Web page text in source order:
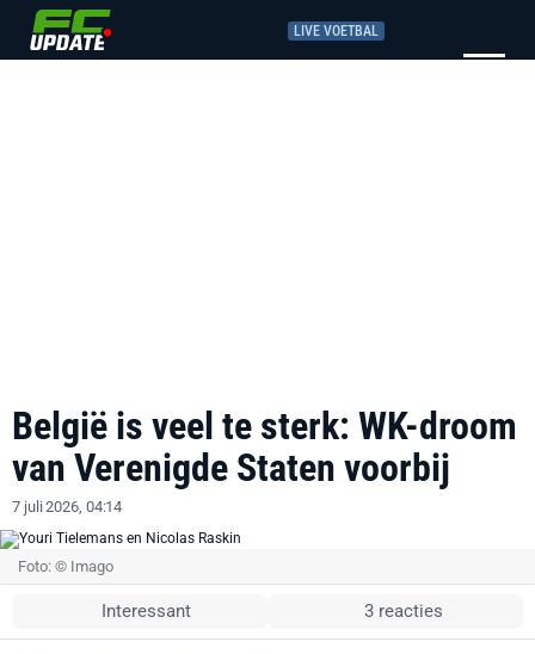
LIVE VOETBAL
België is veel te sterk: WK-droom
van Verenigde Staten voorbij
7 juli 2026, 04:14
Foto: © Imago
Interessant 3 reacties